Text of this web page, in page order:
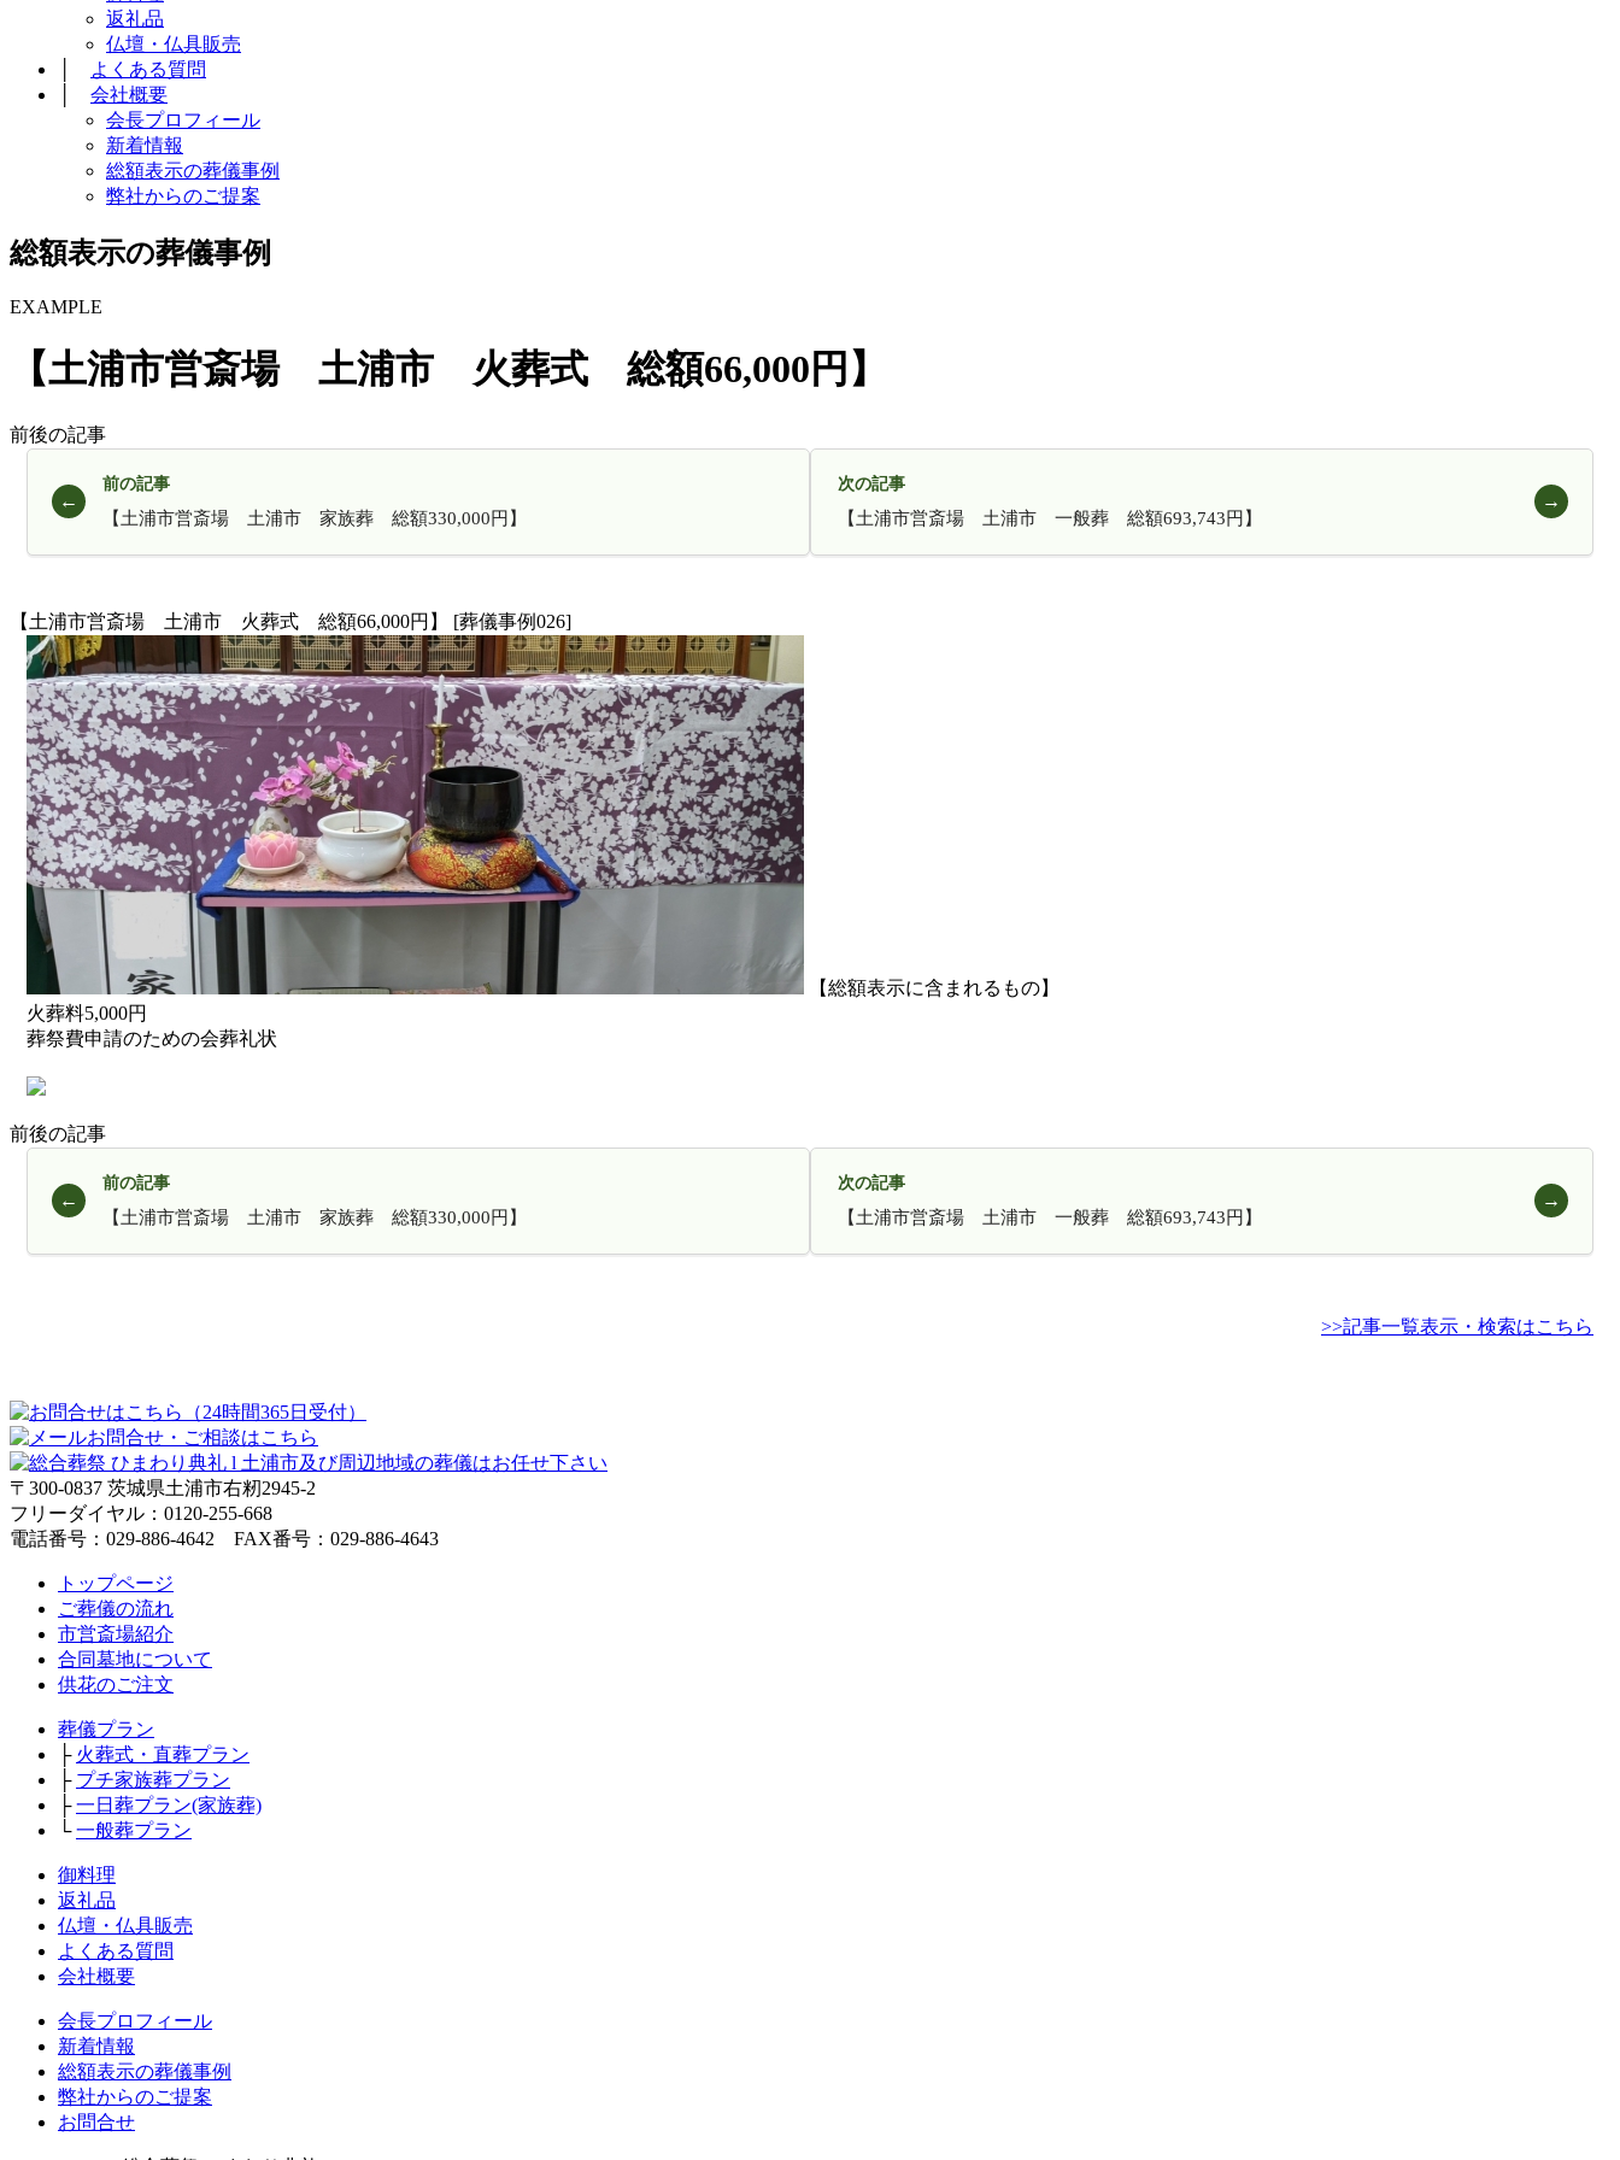
返礼品
仏壇・仏具販売
よくある質問
会社概要
会長プロフィール
新着情報
総額表示の葬儀事例
弊社からのご提案
総額表示の葬儀事例
EXAMPLE
【土浦市営斎場 土浦市 火葬式 総額66,000円】
前後の記事
前の記事
【土浦市営斎場 土浦市 家族葬 総額330,000円】
次の記事
【土浦市営斎場 土浦市 一般葬 総額693,743円】
【土浦市営斎場 土浦市 火葬式 総額66,000円】 [葬儀事例026]
【総額表示に含まれるもの】
火葬料5,000円
葬祭費申請のための会葬礼状
前後の記事
前の記事
【土浦市営斎場 土浦市 家族葬 総額330,000円】
次の記事
【土浦市営斎場 土浦市 一般葬 総額693,743円】
>>記事一覧表示・検索はこちら
〒300-0837 茨城県土浦市右籾2945-2
フリーダイヤル：0120-255-668
電話番号：029-886-4642 FAX番号：029-886-4643
トップページ
ご葬儀の流れ
市営斎場紹介
合同墓地について
供花のご注文
葬儀プラン
├ 火葬式・直葬プラン
├ プチ家族葬プラン
├一日葬プラン(家族葬)
└一般葬プラン
御料理
返礼品
仏壇・仏具販売
よくある質問
会社概要
会長プロフィール
新着情報
総額表示の葬儀事例
弊社からのご提案
お問合せ